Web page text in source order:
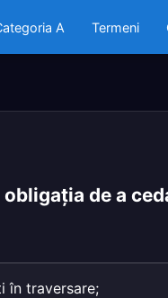
A Termeni
de a
în traversare;